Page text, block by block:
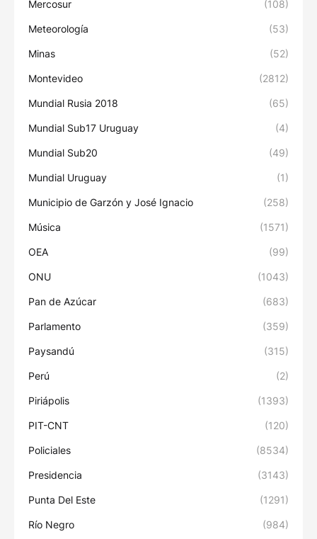
Mercosur (108)
Meteorología (53)
Minas (52)
Montevideo (2812)
Mundial Rusia 2018 (65)
Mundial Sub17 Uruguay (4)
Mundial Sub20 (49)
Mundial Uruguay (1)
Municipio de Garzón y José Ignacio (258)
Música (1571)
OEA (99)
ONU (1043)
Pan de Azúcar (683)
Parlamento (359)
Paysandú (315)
Perú (2)
Piriápolis (1393)
PIT-CNT (120)
Policiales (8534)
Presidencia (3143)
Punta Del Este (1291)
Río Negro (984)